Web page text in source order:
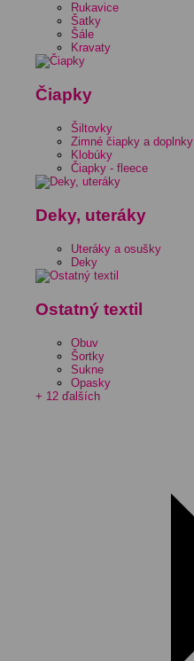
Rukavice
Šatky
Šále
Kravaty
Čiapky
Šiltovky
Zimné čiapky a doplnky
Klobúky
Čiapky - fleece
Deky, uteráky
Uteráky a osušky
Deky
Ostatný textil
Obuv
Šortky
Sukne
Opasky
+ 12 ďalších